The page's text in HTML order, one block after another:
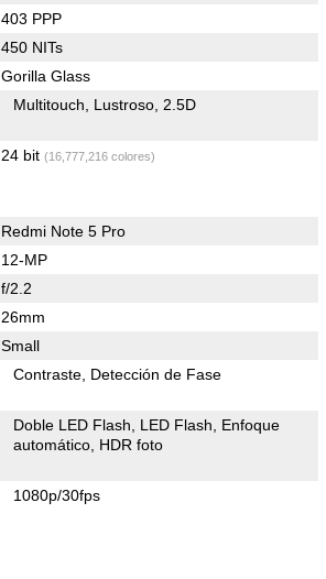
403 PPP
450 NITs
Gorilla Glass
Multitouch Lustroso 2.5D
24 bit (16,777,216 colores)
Redmi Note 5 Pro
12-MP
f/2.2
26mm
Small
Contraste Detección de Fase
Doble LED Flash LED Flash
Enfoque
automático HDR foto
1080p/30fps